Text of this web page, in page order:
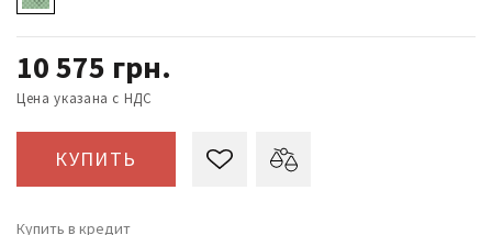
10 575 грн.
Цена указана с НДС
КУПИТЬ
Купить в кредит